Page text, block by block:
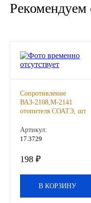
РОСНЕФТЬ
North Sea Lubricants
ГПЗ
ЕПК
Сопротивление
ВАЗ-2108,М-2141
отопителя СОАТЭ, шт
Артикул:
17.3729
198 ₽
В КОРЗИНУ